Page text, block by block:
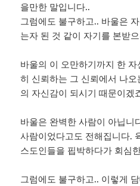
을만한 말입니다..
그럼에도 불구하고.. 바울은
는자 된 것 같이 자기를 본받
바울의 이 오만하기까지 한
히 신뢰하는 그 신뢰에서 나
의 자신감이 되시기 때문이겠
바울은 완벽한 사람이 아닙니
사람이었다고도 전해집니다.
스도인들을 핍박하다가 회심
그럼에도 불구하고.. 이렇게